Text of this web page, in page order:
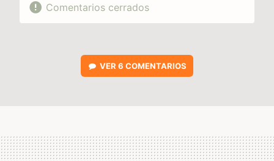
Comentarios cerrados
VER 6 COMENTARIOS